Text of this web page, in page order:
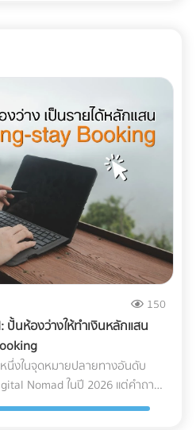
ใช้ไฟ (Peak Demand) ลง ช่วย
ค่าไฟได้อย่างมหาศาล ปลดล็อก
ภาครัฐและ BOI มีการสนับสนุน
ขึ้น สำหรับการลงทุนด้านพลังงาน
ทำให้ระยะเวลาคืนทุนสั้นลง
มทุนหรือไม่? เพื่อความเข้าใจที่
ระหว่างระบบเดิมกับระบบใหม่
จากไฟดับ 1 ครั้ง มีมูลค่าสูง (เช่น
ตอร์, อาหารแช่แข็ง, ยาและ
ESS จะเปรียบเสมือนการซื้อ
จ" ที่แถมโบนัสเป็นการช่วยหั่นค่าไฟ
หรับธุรกิจ B2B ไม่ได้จบแค่เรื่อง
วามเสี่ยง (Risk Management)
Carbon Footprint) เพื่อ
นบนเวทีโลก การออกแบบระบบ
ESS ต้องอาศัยความเชี่ยวชาญ
นวณโหลดไฟฟ้า การเลือกขนาด
ขนานไฟอย่างถูกต้อง หากคุณเป็น
วชาญด้านการพัฒนา Web-AR
บรชัวร์ของคุณให้กลายเป็น
เนอร์ที่ใช่ได้เลยวันนี้! ที่นี่!
อการวินิจฉัยโรคและชีวิตของผู้
หว่างขนส่ง นอกจากประกันสินค้า
งองค์กรก็จะลดลงทันที บทความ
และมาตรฐาน Logistics ที่ธุรกิจ
ครับ 3 ความเสี่ยงแฝงที่เครื่อง
ง การใช้รถบรรทุกธรรมดาเพื่อ
นการรับความเสี่ยงที่ได้ไม่คุ้มเสีย
กรณ์พังจากภายใน: แรงสั่น
เลนส์ เลเซอร์ และ
เปราะบางสูงมาก แรงสั่นสะเทือน
เสมอ สามารถทำให้แผงวงจรหลวม
ที่ภายนอกยังดูปกติสมบูรณ์ การ
ชื้น (Temperature & Humidity
อนิกส์ทางการแพทย์หลายชนิดมี
น การอยู่ในตู้ขนส่งที่ร้อนอบอ้า
ทำให้เกิดสนิม คราบตะกรัน หรือ
รเอียงและการกระแทก (Tilt &
งชนิดถูกระบุไว้ในคู่มือวิศวกรรม
การใช้พนักงานยกของ (Porter)
ทำให้สารทำความเย็นรั่วไหล หรือ
150
ปั้นห้องว่างให้ทำเงินหลักแสน
นึ่งในจุดหมายปลายทางอันดับ
Nomad ในปี 2026 แต่คำถาม
หาศาลจากคนกลุ่มนี้ ถึงไปตกอยู่กับ